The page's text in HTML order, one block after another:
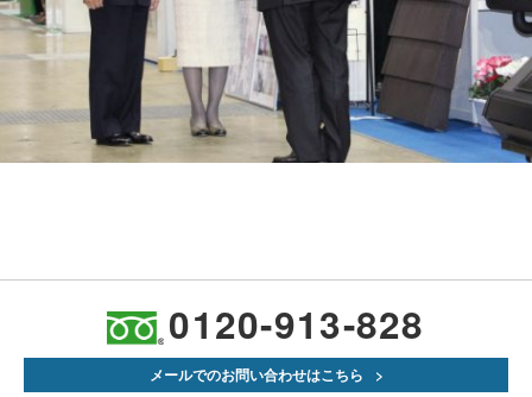
0120-913-828
メールでのお問い合わせはこちら